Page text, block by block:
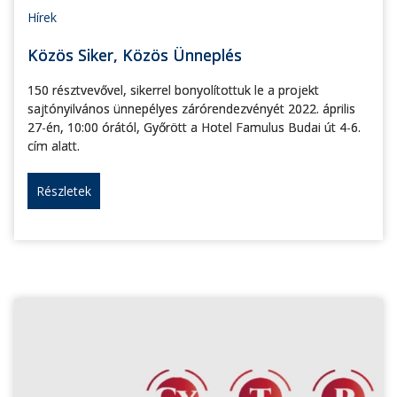
Hírek
Közös Siker, Közös Ünneplés
150 résztvevővel, sikerrel bonyolítottuk le a projekt
sajtónyilvános ünnepélyes zárórendezvényét 2022. április
27-én, 10:00 órától, Győrött a Hotel Famulus Budai út 4-6.
cím alatt.
Részletek